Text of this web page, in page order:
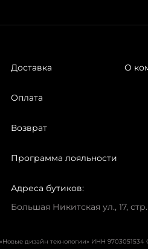
Доставка
Оплата
Возврат
Программа лояльности
О
Адреса бутиков:
Большая Никитская ул., 17, стр.
дизайн технологии» ИНН 9703051534